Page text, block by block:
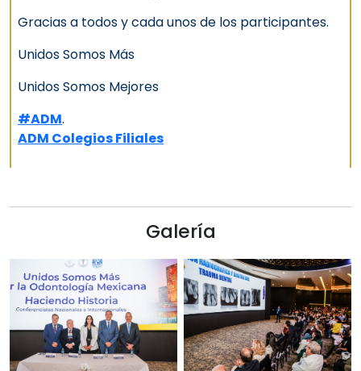
Gracias a todos y cada unos de los participantes.
Unidos Somos Más
Unidos Somos Mejores
#ADM.
ADM Colegios Filiales
Galería